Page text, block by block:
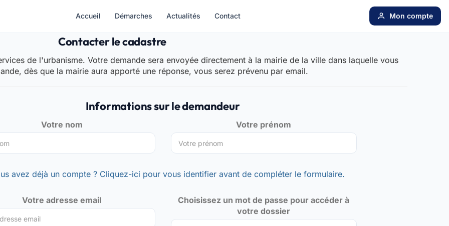
Accueil Démarches Actualités Contact Mon compte
Contacter le cadastre
de l'urbanisme. Votre demande sera envoyée directement à la mairie de la ville dans laquelle vous
dès que la mairie aura apporté une réponse, vous serez prévenu par email.
Informations sur le demandeur
Votre nom Votre prénom
avez déjà un compte ? Cliquez-ici pour vous identifier avant de compléter le formulaire.
Votre adresse email
Choisissez un mot de passe pour accéder à
votre dossier